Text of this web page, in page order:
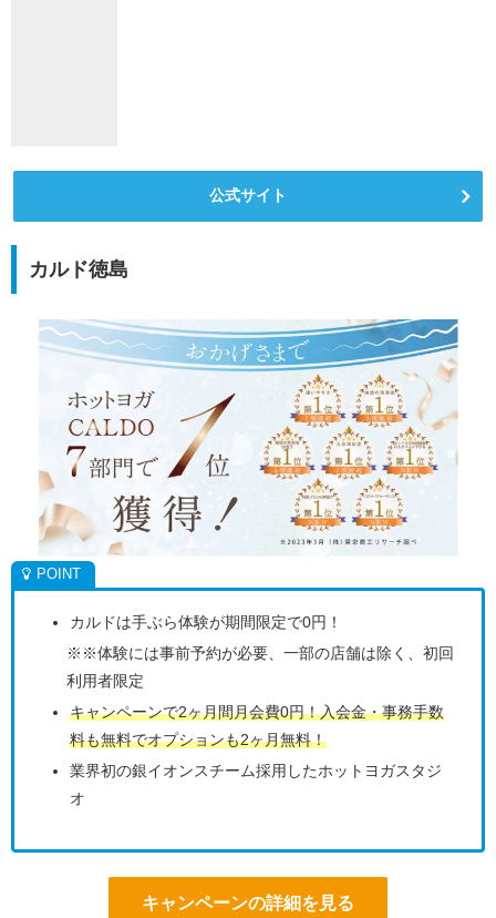
公式サイト
カルド徳島
カルドは手ぶら体験が期間限定で0円！
※※体験には事前予約が必要、一部の店舗は除く、初回
利用者限定
キャンペーンで2ヶ月間月会費0円！入会金・事務手数
料も無料でオプションも2ヶ月無料！
業界初の銀イオンスチーム採用したホットヨガスタジ
オ
キャンペーンの詳細を見る